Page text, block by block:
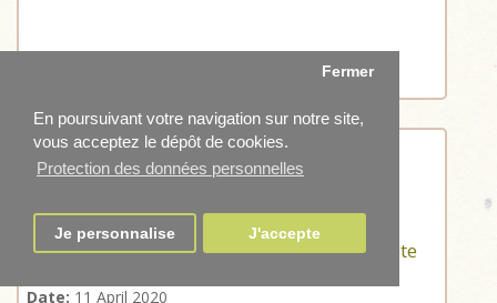
En poursuivant votre navigation sur notre site,
vous acceptez le dépôt de cookies.
Protection des données personnelles
Fermer
Je personnalise J'accepte
ANNULÉ_Portes Ouvertes et Végétal' en Fête
Date: 11 April 2020